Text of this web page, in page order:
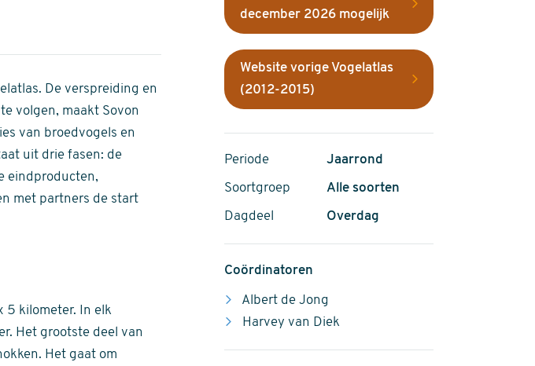
De verspreiding en
volgen, maakt Sovon
van broedvogels en
uit drie fasen: de
eindproducten,
met partners de start
5 kilometer. In elk
Het grootste deel van
Het gaat om
december 2026 mogelijk
Website vorige Vogelatlas
(2012-2015)
Periode Jaarrond
Soortgroep Alle soorten
Dagdeel Overdag
Coördinatoren
Albert de Jong
Harvey van Diek